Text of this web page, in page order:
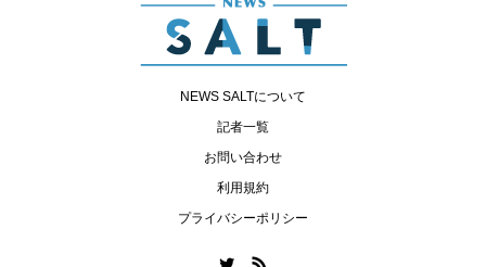
NEWS SALTについて
記者一覧
お問い合わせ
利用規約
プライバシーポリシー